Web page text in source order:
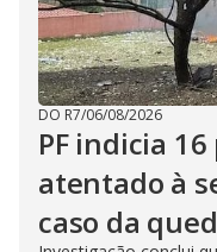
DO R7/06/08/2026
PF indicia
atentado à
caso da